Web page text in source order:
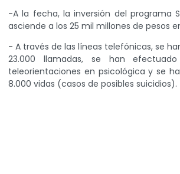
-A la fecha, la inversión del programa
asciende a los 25 mil millones de pesos
- A través de las líneas telefónicas, se
23.000 llamadas, se han
teleorientaciones en psicológica y se
8.000 vidas (casos de posibles suicidios).